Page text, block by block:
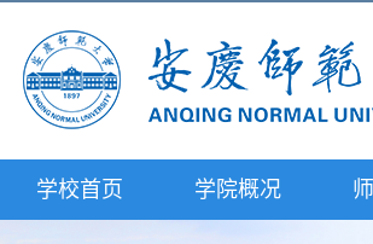
学校首页 学院概况